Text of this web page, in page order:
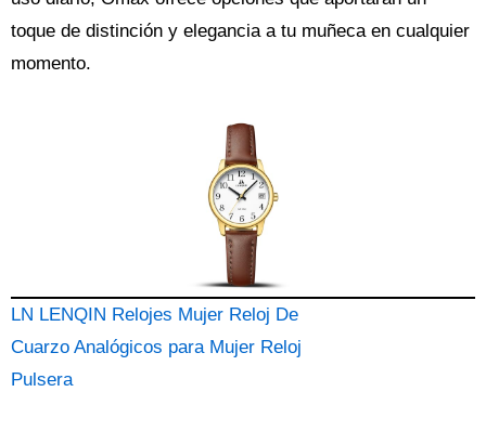
toque de distinción y elegancia a tu muñeca en cualquier
momento.
LN LENQIN Relojes Mujer Reloj De
Cuarzo Analógicos para Mujer Reloj
Pulsera